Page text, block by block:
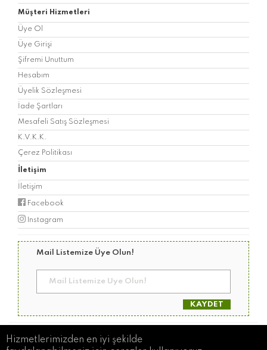
Müşteri Hizmetleri
Üye Ol
Üye Girişi
Şifremi Unuttum
Hesabım
Üyelik Sözleşmesi
İade Şartları
Mesafeli Satış Sözleşmesi
K.V.K.K.
Çerez Politikası
İletişim
İletişim
Facebook
Instagram
Mail Listemize Üye Olun!
KAYDET
Hizmetlerimizden en iyi şekilde